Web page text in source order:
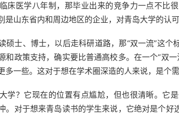
床医学八年制，那毕业出来的竞争力一点不比
是山东省内和周边地区的企业，对青岛大学的认可
硕士、博士，以后走科研道路，那“双一流”这个
和政策支持，确实要比普通高校多。在一个“双
多一些。这对于想在学术圈深造的人来说，是个需
学？它现在的位置有点尴尬，但也很清晰。它
。对于想来青岛读书的学生来说，它绝对是个好